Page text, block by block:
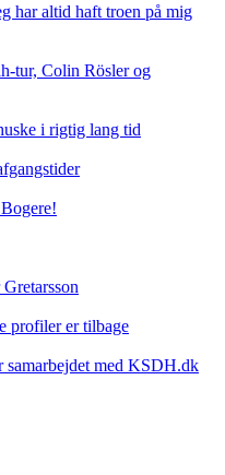
har altid haft troen på mig
tur, Colin Rösler og
i rigtig lang tid
profiler er tilbage
med KSDH.dk